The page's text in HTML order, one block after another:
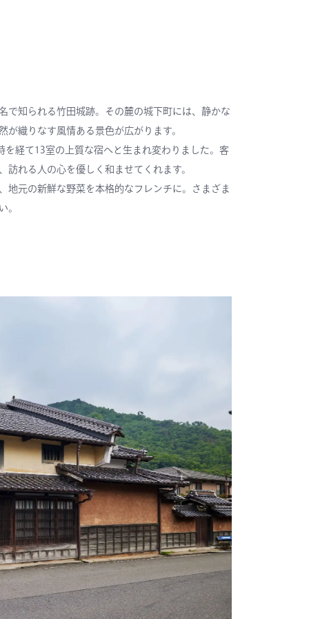
で知られる竹田城跡。その麓の城下町には、静かな
織りなす風情ある景色が広がります。
経て13室の上質な宿へと生まれ変わりました。客
れる人の心を優しく和ませてくれます。
地元の新鮮な野菜を本格的なフレンチに。さまざま
。